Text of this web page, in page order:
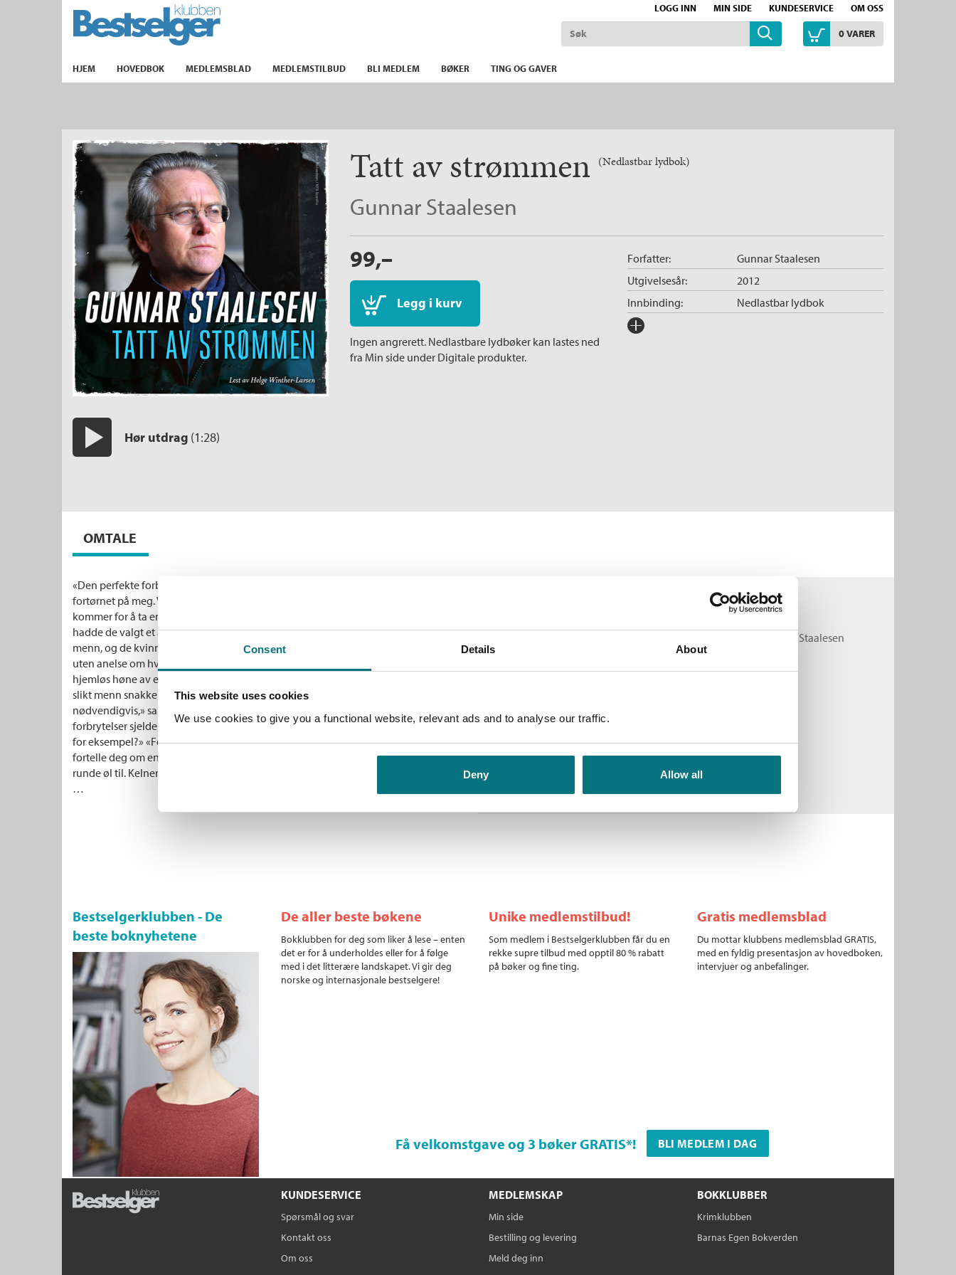
Consent Details About
This website uses cookies
We use cookies to give you a functional website, relevant ads and to analyse our traffic.
Deny Allow all
LOGG INN MIN SIDE KUNDESERVICE OM OSS
TIL FORSIDEN
0VARER
HJEM HOVEDBOK MEDLEMSBLAD MEDLEMSTILBUD BLI MEDLEM BØKER TING OG GAVER
Hør utdrag (1:28)
Tatt av strømmen (Nedlastbar lydbok)
Gunnar Staalesen
99,–
Legg i kurv
Ingen angrerett. Nedlastbare lydbøker kan lastes ned
fra Min side under Digitale produkter.
Forfatter: Gunnar Staalesen
Innbinding: Nedlastbar lydbok
Utgivelsesår: 2012
Forlag:
OMTALE
«Den perfekte forbrytelse eksisterer ikke,» slo jeg fast. «Å nei?» sa han og så nærmest
fortørnet på meg. Vi hadde truffet hverandre på et av disse stedene der mannfolk
kommer for å ta en øl eller tre, ofte alene, men aldri på jakt etter kvinnfolk. I så fall
hadde de valgt et annet sted enn dette. Her var niognitti prosent av klientellet
menn, og de kvinnene som var der, var enten turister som hadde forvillet seg inn der
uten anelse om hva de gikk til, eller en sjelden ledsager som ble voktet som en
hjemløs høne av en hossittende hauk. Her kom menn for å prate med menn – om
slikt menn snakker med menn om. «Man begår alltid en feil,» fortsatte jeg. «Ikke
nødvendigvis,» sa han. «Å nei?» «Du vet, selv politiet regner med at de fleste
forbrytelser sjelden blir definert som forbrytelser …» «Du mener – som ulykker da,
for eksempel?» «For eksempel.» Han nølte litt, før han fortsatte. «Jeg kunne faktisk
fortelle deg om en selv.» «Om en perfekt forbrytelse?» «Jepp.» «Da må vi ha en
runde øl til. Kelner!» Glassene kom, og etter å ha tatt en slurk begynte han å fortelle
…
Gunnar Staalesen
Bestselgerklubben - De
beste boknyhetene
De aller beste bøkene
Bokklubben for deg som liker å lese – enten
det er for å underholdes eller for å følge
med i det litterære landskapet. Vi gir deg
norske og internasjonale bestselgere!
Unike medlemstilbud!
Som medlem i Bestselgerklubben får du en
rekke supre tilbud med opptil 80 % rabatt
på bøker og fine ting.
Gratis medlemsblad
Du mottar klubbens medlemsblad GRATIS,
med en fyldig presentasjon av hovedboken,
intervjuer og anbefalinger.
Få velkomstgave og 3 bøker GRATIS*! BLI MEDLEM I DAG
KUNDESERVICE
Spørsmål og svar
Kontakt oss
Om oss
MEDLEMSKAP
Min side
Bestilling og levering
Meld deg inn
BOKKLUBBER
Krimklubben
Barnas Egen Bokverden